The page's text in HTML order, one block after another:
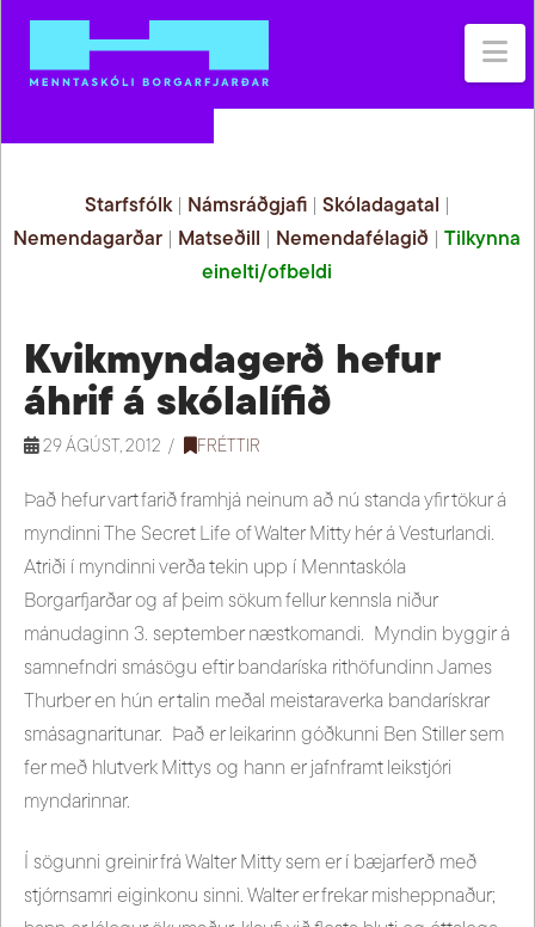
Starfsfólk| Námsráðgjafi| Skóladagatal
Nemendagarðar
Matseðill Nemendafélagið |Tilkynna
einelti/ofbeldi
Kvikmyndagerð hefur
áhrif á skólalífið
29 ÁGÚST, 2012 FRÉTTIR
Það hefur vart farið framhjá neinum að nú standa yfir tökur á
myndinni The Secret Life of Walter Mitty hér á Vesturlandi.
Atriði í myndinni verða tekin upp í Menntaskóla
Borgarfjarðar og af þeim sökum fellur kennsla niður
mánudaginn 3. september næstkomandi. Myndin byggir á
samnefndri smásögu eftir bandaríska rithöfundinn James
Thurber en hún er talin meðal meistaraverka bandarískrar
smásagnaritunar. Það er leikarinn góðkunni Ben Stiller sem
fer með hlutverk Mittys og hann er jafnframt leikstjóri
myndarinnar.
Í sögunni greinir frá Walter Mitty sem er í bæjarferð með
stjórnsamri eiginkonu sinni. Walter er frekar misheppnaður;